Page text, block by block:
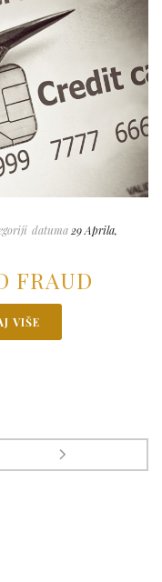
datuma 29 Aprila,
FRAUD
VIŠE